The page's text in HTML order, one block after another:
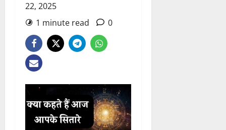
22, 2025
1 minute read
0